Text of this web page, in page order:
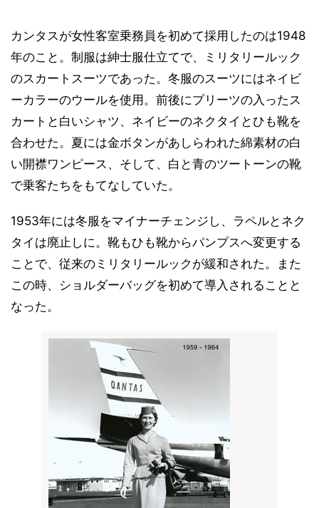
カンタスが女性客室乗務員を初めて採用したのは1948
年のこと。制服は紳士服仕立てで、ミリタリールック
のスカートスーツであった。冬服のスーツにはネイビ
ーカラーのウールを使用。前後にプリーツの入ったス
カートと白いシャツ、ネイビーのネクタイとひも靴を
合わせた。夏には金ボタンがあしらわれた綿素材の白
い開襟ワンピース、そして、白と青のツートーンの靴
で乗客たちをもてなしていた。
1953年には冬服をマイナーチェンジし、ラペルとネク
タイは廃止しに。靴もひも靴からパンプスへ変更する
ことで、従来のミリタリールックが緩和された。また
この時、ショルダーバッグを初めて導入されることと
なった。